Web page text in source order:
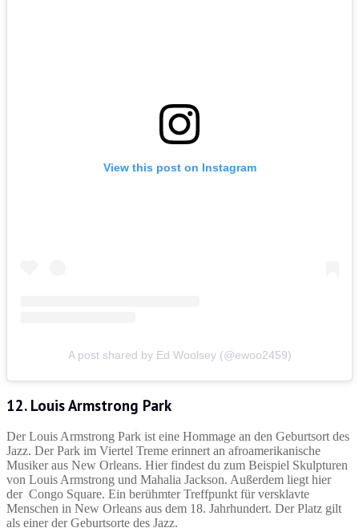
View this post on Instagram
A post shared by Ed Woolsey (@ewoo2459)
12. Louis Armstrong Park
Der Louis Armstrong Park ist eine Hommage an den Geburtsort des
Jazz. Der Park im Viertel Treme erinnert an afroamerikanische
Musiker aus New Orleans. Hier findest du zum Beispiel Skulpturen
von Louis Armstrong und Mahalia Jackson. Außerdem liegt hier
der Congo Square. Ein berühmter Treffpunkt für versklavte
Menschen in New Orleans aus dem 18. Jahrhundert. Der Platz gilt
als einer der Geburtsorte des Jazz.